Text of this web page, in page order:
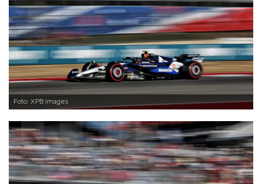
Foto: XPB Images